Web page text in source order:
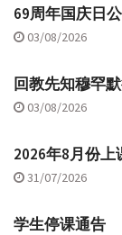
69周年国庆日
03/08/2026
回教先知穆罕
03/08/2026
2026年8月份
31/07/2026
学生停课通告